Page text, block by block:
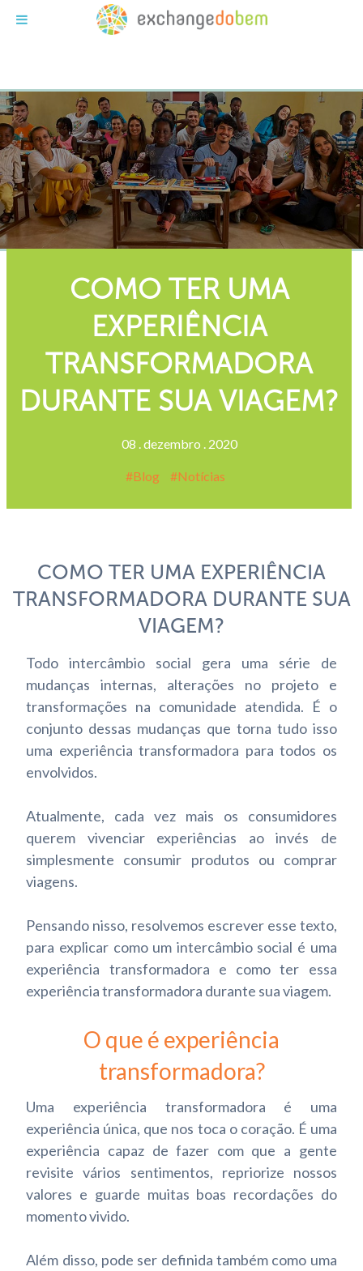
COMO TER UMA
EXPERIÊNCIA
TRANSFORMADORA
DURANTE SUA VIAGEM?
08 .dezembro . 2020
Blog Notícias
COMO TER UMA EXPERIÊNCIA
TRANSFORMADORA DURANTE SUA
VIAGEM?
Todo intercâmbio social gera uma série de
mudanças internas, alterações no projeto e
transformações na comunidade atendida. É o
conjunto dessas mudanças que torna tudo isso
uma experiência transformadora para todos os
envolvidos.
Atualmente, cada vez mais os consumidores
querem vivenciar experiências ao invés de
simplesmente consumir produtos ou comprar
viagens.
Pensando nisso, resolvemos escrever esse texto,
para explicar como um intercâmbio social é uma
experiência transformadora e como ter essa
experiência transformadora durante sua viagem.
O que é experiência
transformadora?
Uma experiência transformadora é uma
experiência única, que nos toca o coração. É uma
experiência capaz de fazer com que a gente
revisite vários sentimentos, repriorize nossos
valores e guarde muitas boas recordações do
momento vivido.
Além disso, pode ser definida também como uma
Exchange do Bem